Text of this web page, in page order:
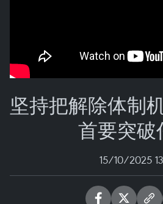
坚持把解除体制
首要突破
15/10/2025